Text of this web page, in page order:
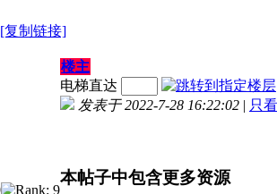
[复制链接]
楼主
电梯直达
发表于 2022-7-28 16:22:02 | 只
本帖子中包含更多资源